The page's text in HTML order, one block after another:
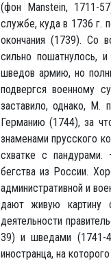
(фон Manstein, 1711-
службе, куда в 1736 г.
окончания (1739). Со
сильно пошатнулось,
шведов армию, но
подвергся военному
заставило, однако, М.
Германию (1744), за
знаменами прусского
схватке с
бегства из России.
административной и
дают живую картину
деятельности
39) и шведами (1741-
иностранца, на